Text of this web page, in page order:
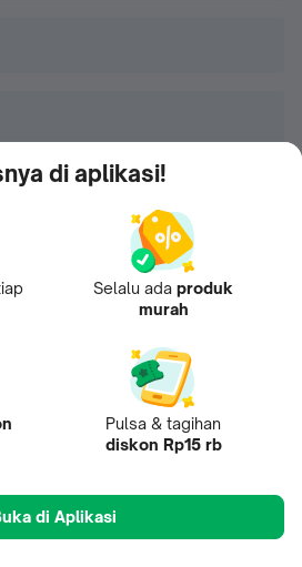
di aplikasi!
Selalu ada produk
murah
Pulsa & tagihan
diskon Rp15 rb
di Aplikasi